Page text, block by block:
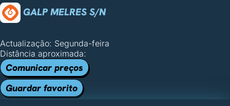
GALP MELRES S/N
Actualização: Segunda-feira
Distância aproximada:
Comunicar preços
Guardar favorito